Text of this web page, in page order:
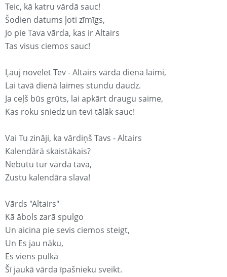
Teic, kā katru vārdā sauc!
Šodien datums ļoti zīmīgs,
Jo pie Tava vārda, kas ir Altairs
Tas visus ciemos sauc!
Ļauj novēlēt Tev - Altairs vārda dienā laimi,
Lai tavā dienā laimes stundu daudz.
Ja ceļš būs grūts, lai apkārt draugu saime,
Kas roku sniedz un tevi tālāk sauc!
Vai Tu zināji, ka vārdiņš Tavs - Altairs
Kalendārā skaistākais?
Nebūtu tur vārda tava,
Zustu kalendāra slava!
Vārds "Altairs"
Kā ābols zarā spulgo
Un aicina pie sevis ciemos steigt,
Un Es jau nāku,
Es viens pulkā
Šī jaukā vārda īpašnieku sveikt.